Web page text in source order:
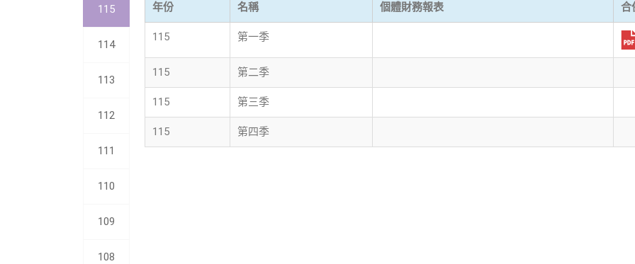
115
114
113
112
111
110
109
108
年份 名稱 個體財務報表 合
115 第一季
115 第二季
115 第三季
115 第四季